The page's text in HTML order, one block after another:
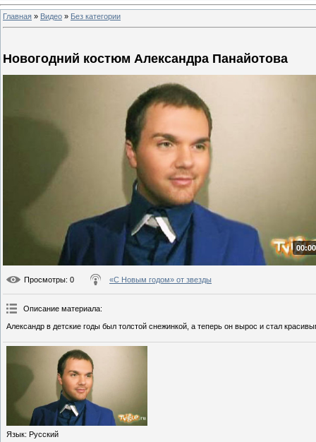
Главная » Видео » Без категории
Новогодний костюм Александра Панайотова
Просмотры: 0 «С Новым годом» от звезды
Описание материала:
Александр в детские годы был толстой снежинкой, а теперь он вырос и стал
Язык: Русский